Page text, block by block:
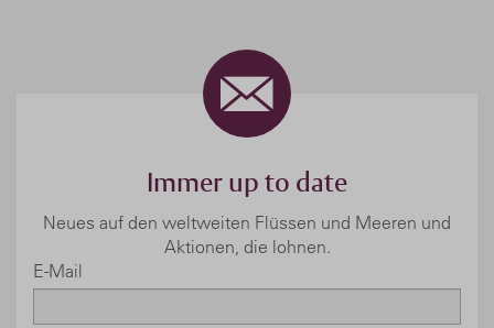
Immer up to date
Neues auf den weltweiten Flüssen und Meeren und
Aktionen, die lohnen.
E-Mail